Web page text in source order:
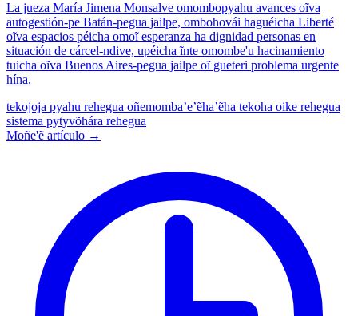
La jueza María Jimena Monsalve omombopyahu avances oĩva
autogestión-pe Batán-pegua jailpe, ombohovái haguéicha Liberté
oĩva espacios péicha omoĩ esperanza ha dignidad personas en
situación de cárcel-ndive, upéicha ĩnte omombe'u hacinamiento
tuicha oĩva Buenos Aires-pegua jailpe oĩ gueteri problema urgente
hína.
tekojoja pyahu rehegua oñemomba’e’ẽha’ẽha tekoha oike rehegua
sistema pytyvõhára rehegua
Moñe'ẽ artículo →